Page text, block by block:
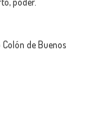
de Buenos